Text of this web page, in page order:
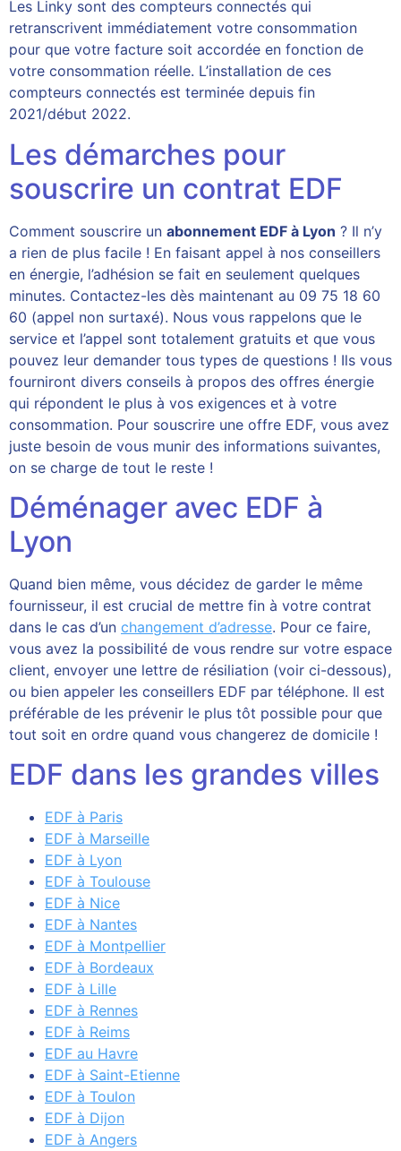
Les Linky sont des compteurs connectés qui
retranscrivent immédiatement votre consommation
pour que votre facture soit accordée en fonction de
votre consommation réelle. L’installation de ces
compteurs connectés est terminée depuis fin
2021/début 2022.
Les démarches pour
souscrire un contrat EDF
Comment souscrire un abonnement EDF à Lyon ? Il n’y
a rien de plus facile ! En faisant appel à nos conseillers
en énergie, l’adhésion se fait en seulement quelques
minutes. Contactez-les dès maintenant au 09 75 18 60
60 (appel non surtaxé). Nous vous rappelons que le
service et l’appel sont totalement gratuits et que vous
pouvez leur demander tous types de questions ! Ils vous
fourniront divers conseils à propos des offres énergie
qui répondent le plus à vos exigences et à votre
consommation. Pour souscrire une offre EDF, vous avez
juste besoin de vous munir des informations suivantes,
on se charge de tout le reste !
Déménager avec EDF à
Lyon
Quand bien même, vous décidez de garder le même
fournisseur, il est crucial de mettre fin à votre contrat
dans le cas d’un changement d’adresse. Pour ce faire,
vous avez la possibilité de vous rendre sur votre espace
client, envoyer une lettre de résiliation (voir ci-dessous),
ou bien appeler les conseillers EDF par téléphone. Il est
préférable de les prévenir le plus tôt possible pour que
tout soit en ordre quand vous changerez de domicile !
EDF dans les grandes villes
EDF à Paris
EDF à Marseille
EDF à Lyon
EDF à Toulouse
EDF à Nice
EDF à Nantes
EDF à Montpellier
EDF à Bordeaux
EDF à Lille
EDF à Rennes
EDF à Reims
EDF au Havre
EDF à Saint-Etienne
EDF à Toulon
EDF à Dijon
EDF à Angers